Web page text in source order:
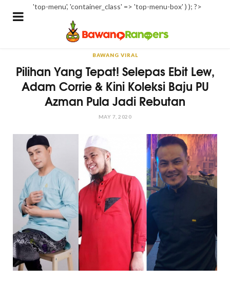
'top-menu', 'container_class' => 'top-menu-box' ) ); ?>
BAWANG VIRAL
Pilihan Yang Tepat! Selepas Ebit Lew,
Adam Corrie & Kini Koleksi Baju PU
Azman Pula Jadi Rebutan
MAY 7, 2020